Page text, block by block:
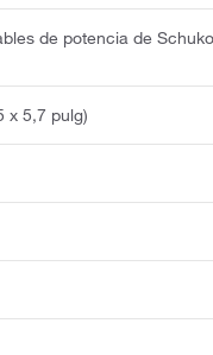
de potencia de
x 5,7 pulg)